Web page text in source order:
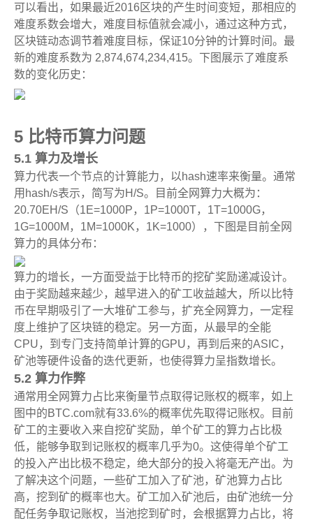
可以看出，如果最近2016区块的产生时间变短，那相应的
难度系数会增大，难度目标值就会减小，通过这种方式，
区块链动态调节着难度目标，保证10分钟的计算时间。最
新的难度系数为 2,874,674,234,415。下图展示了难度系
数的变化历史：
5 比特币算力问题
5.1 算力及增长
算力代表一个节点的计算能力，以hash速率来衡量。通常
用hash/s表示，简写为H/S。目前全网算力大概为：
20.70EH/S（1E=1000P，1P=1000T，1T=1000G，
1G=1000M，1M=1000K，1K=1000），下图是目前全网
算力的具体分布：
算力的增长，一方面受益于比特币的挖矿奖励递减设计。
由于奖励越来越少，越早进入的矿工收益越大，所以比特
币在早期吸引了一大堆矿工参与，扩充全网算力，一定程
度上维护了区块链的稳定。另一方面，从最早的全能
CPU，到专门支持简单计算的GPU，再到后来的ASIC，
矿池等硬件设备的迭代更新，也使得算力呈指数增长。
5.2 算力作弊
通常用全网算力占比来衡量节点取得记账权的概率，如上
图中的BTC.com就有33.6%的概率优先取得记账权。目前
矿工的主要收入来自挖矿奖励，单个矿工的算力占比极
低，能够争取到记账权的概率几乎为0。这使得单个矿工
的投入产出比极不稳定，绝大部分的投入将毫无产出。为
了解决这个问题，一些矿工加入了矿池，矿池算力占比
高，挖到矿的概率也大。矿工加入矿池后，由矿池统一分
配任务争取记账权，当池挖到矿时，会根据算力占比，将